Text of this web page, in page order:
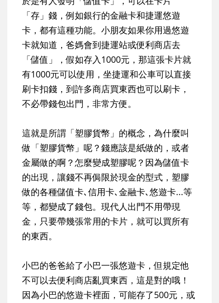
「存」錢，例如銀行的金融卡和捷運悠遊
卡，都有這種功能。小朋友如果你用過悠遊
卡就知道，爸媽會到捷運站或便利商店去
「儲值」，假如存入1000元，那這張卡片就
有1000元可以使用，坐捷運和公車可以直接
刷卡扣錢，到許多商店買東西也可以刷卡，
不必帶錢包出門，非常方便。
這就是所謂「塑膠貨幣」的概念，為什麼叫
做「塑膠貨幣」呢？錢應該是紙做的，或者
金屬做的啊？怎麼變成塑膠呢？因為儲值卡
的出現，讓錢不再侷限於現金的型式，塑膠
做的各種儲值卡､信用卡､金融卡､悠遊卡...等
等，都變成了錢包。現代人出門不用帶現
金，只要帶幾張常用的卡片，就可以買所有
的東西。
小巴的爸爸給了小巴一張悠遊卡，但規定他
不可以去便利商店亂買東西，這是對的哦！
因為小巴的悠遊卡裡面，可能存了500元，或